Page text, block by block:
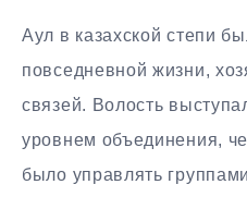
Аул в казахской степи
повседневной жизни,
связей. Волость
уровнем объединения,
было управлять